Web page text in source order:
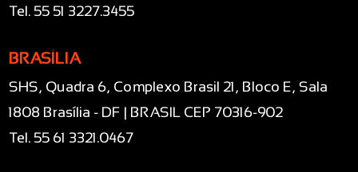
Tel. 55 51 3227.3455
BRASÍLIA
SHS, Quadra 6, Complexo Brasil 21, Bloco E, Sala
1808 Brasília - DF | BRASIL CEP 70316-902
Tel. 55 61 3321.0467